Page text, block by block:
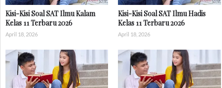
Kisi-Kisi Soal SAT Ilmu Kalam
Kelas 11 Terbaru 2026
April 18, 2026
Kisi-Kisi Soal SAT Ilmu Hadis
Kelas 11 Terbaru 2026
April 18, 2026